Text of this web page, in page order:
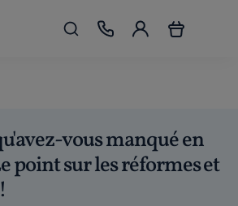
vous manqué en
point sur les réformes et